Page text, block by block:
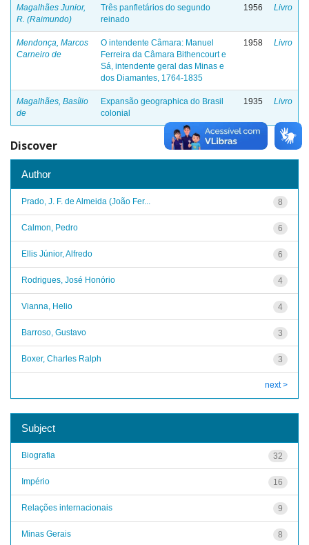
Magalhães Junior,
R. (Raimundo)
Três panfletários do segundo
reinado
1956 Livro
Mendonça, Marcos
Carneiro de
O intendente Câmara: Manuel
Ferreira da Câmara Bithencourt e
Sá, intendente geral das Minas e
dos Diamantes, 1764-1835
1958 Livro
Magalhães, Basílio
de
Expansão geographica do Brasil
colonial
1935 Livro
Discover
Author
8
Prado, J. F. de Almeida (João Fer...
6
Calmon, Pedro
6
Ellis Júnior, Alfredo
4
Rodrigues, José Honório
4
Vianna, Helio
3
Barroso, Gustavo
3
Boxer, Charles Ralph
next >
Subject
32
Biografia
16
Império
9
Relações internacionais
8
Minas Gerais